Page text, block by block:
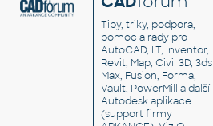
Tipy, triky, podpora,
pomoc a rady pro
AutoCAD, LT, Inventor,
Revit, Map, Civil 3D, 3ds
Max, Fusion, Forma,
Vault, PowerMill a další
Autodesk aplikace
(support firmy